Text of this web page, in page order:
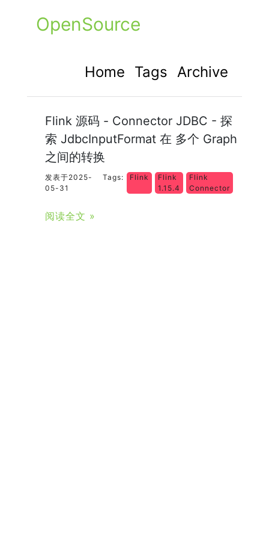
OpenSource
Home Tags Archive
Flink 源码 - Connector JDBC - 探
索 JdbcInputFormat 在 多个 Graph
之间的转换
发表于2025-
05-31
Tags: Flink
Flink
1.15.4
Flink
Connector
阅读全文 »